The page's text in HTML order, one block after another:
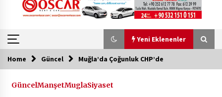
Yeni Eklenenler
Yeni Eklenenler
Home Güncel Muğla’da Çoğunluk CHP’de
GüncelManşetMuglaSiyaset